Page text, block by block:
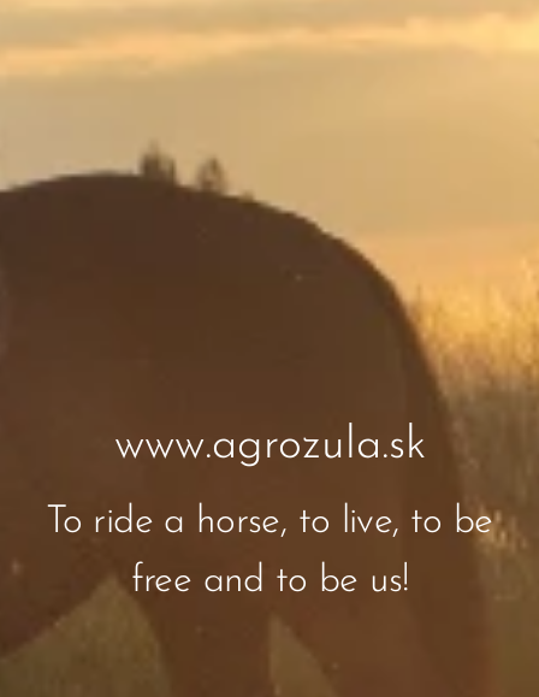
www.agrozula.sk
To ride a horse, to live, to be
free and to be us!